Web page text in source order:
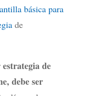
básica para
de
de
debe ser